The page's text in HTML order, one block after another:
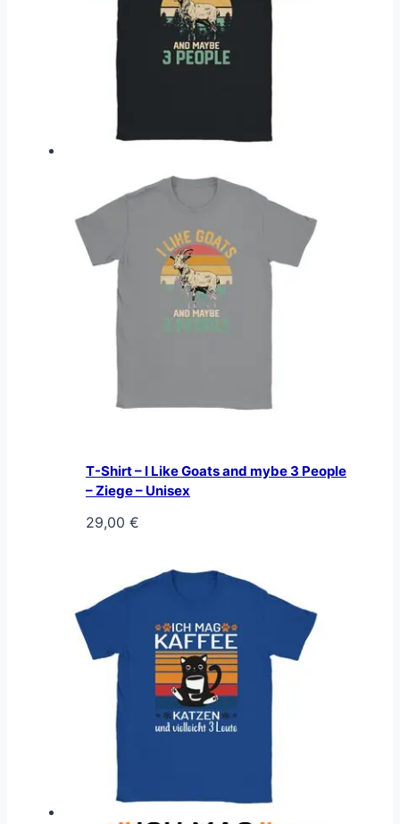
T-Shirt – I Like Goats and mybe 3 People
– Ziege – Unisex
29,00 €